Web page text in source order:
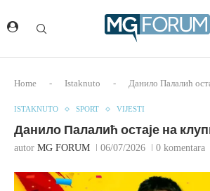
Home - Istaknuto - Данило Палалић
ISTAKNUTO SPORT VIJESTI
Данило Палалић остаје на
autor MG FORUM 06/07/2026 0 komentara